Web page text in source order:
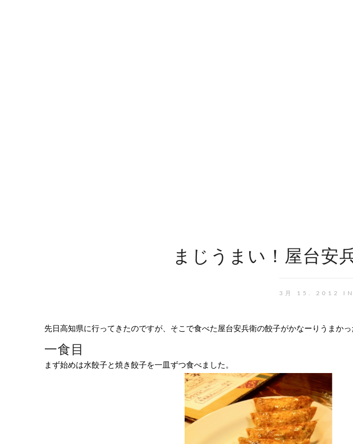
まじうまい！屋台安
3月 15. 2012
先日高知県に行ってきたのですが、そこで食べた屋台安兵衛の餃子がかなーりうまかっ
一食目
まず始めは水餃子と焼き餃子を一皿ずつ食べました。